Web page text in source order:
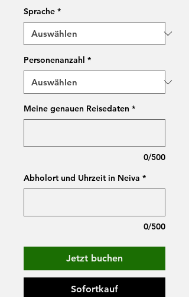
Sprache *
Personenanzahl *
Meine genauen Reisedaten *
0/500
Abholort und Uhrzeit in Neiva *
0/500
Jetzt buchen
Sofortkauf